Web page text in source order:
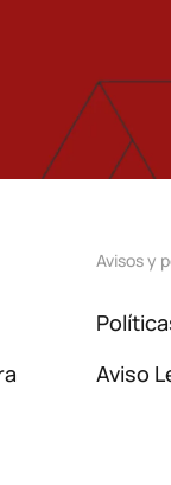
Avisos y
Aviso